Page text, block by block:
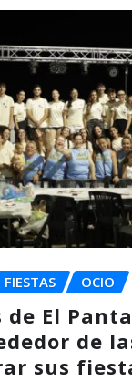
FIESTAS OCIO
de El
de
sus